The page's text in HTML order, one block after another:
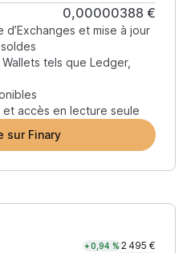
0,00000388 €
et mise à jour
tels que Ledger,
accès en lecture seule
sur Finary
+0,94 % 2 495 €